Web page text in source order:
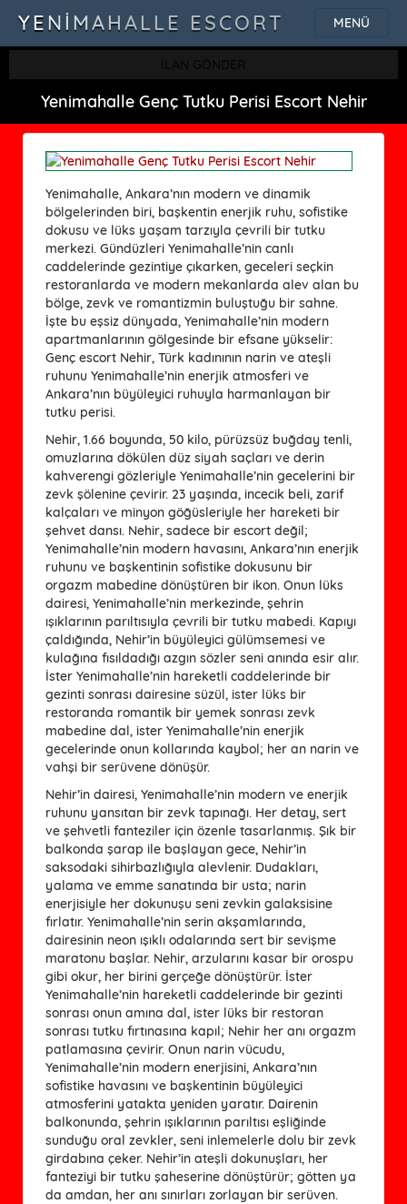
MENÜ
YENIMAHALLE ESCORT
Yenimahalle Genç Tutku Perisi Escort Nehir
Yenimahalle, Ankara’nın modern ve dinamik
bölgelerinden biri, başkentin enerjik ruhu, sofistike
dokusu ve lüks yaşam tarzıyla çevrili bir tutku
merkezi. Gündüzleri Yenimahalle’nin canlı
caddelerinde gezintiye çıkarken, geceleri seçkin
restoranlarda ve modern mekanlarda alev alan bu
bölge, zevk ve romantizmin buluştuğu bir sahne.
İşte bu eşsiz dünyada, Yenimahalle’nin modern
apartmanlarının gölgesinde bir efsane yükselir:
Genç escort Nehir, Türk kadınının narin ve ateşli
ruhunu Yenimahalle’nin enerjik atmosferi ve
Ankara’nın büyüleyici ruhuyla harmanlayan bir
tutku perisi.
Nehir, 1.66 boyunda, 50 kilo, pürüzsüz buğday tenli,
omuzlarına dökülen düz siyah saçları ve derin
kahverengi gözleriyle Yenimahalle’nin gecelerini bir
zevk şölenine çevirir. 23 yaşında, incecik beli, zarif
kalçaları ve minyon göğüsleriyle her hareketi bir
şehvet dansı. Nehir, sadece bir escort değil;
Yenimahalle’nin modern havasını, Ankara’nın enerjik
ruhunu ve başkentinin sofistike dokusunu bir
orgazm mabedine dönüştüren bir ikon. Onun lüks
dairesi, Yenimahalle’nin merkezinde, şehrin
ışıklarının parıltısıyla çevrili bir tutku mabedi. Kapıyı
çaldığında, Nehir’in büyüleyici gülümsemesi ve
kulağına fısıldadığı azgın sözler seni anında esir alır.
İster Yenimahalle’nin hareketli caddelerinde bir
gezinti sonrası dairesine süzül, ister lüks bir
restoranda romantik bir yemek sonrası zevk
mabedine dal, ister Yenimahalle’nin enerjik
gecelerinde onun kollarında kaybol; her an narin ve
vahşi bir serüvene dönüşür.
Nehir’in dairesi, Yenimahalle’nin modern ve enerjik
ruhunu yansıtan bir zevk tapınağı. Her detay, sert
ve şehvetli fanteziler için özenle tasarlanmış. Şık bir
balkonda şarap ile başlayan gece, Nehir’in
saksodaki sihirbazlığıyla alevlenir. Dudakları,
yalama ve emme sanatında bir usta; narin
enerjisiyle her dokunuşu seni zevkin galaksisine
fırlatır. Yenimahalle’nin serin akşamlarında,
dairesinin neon ışıklı odalarında sert bir sevişme
maratonu başlar. Nehir, arzularını kasar bir orospu
gibi okur, her birini gerçeğe dönüştürür. İster
Yenimahalle’nin hareketli caddelerinde bir gezinti
sonrası onun amına dal, ister lüks bir restoran
sonrası tutku fırtınasına kapıl; Nehir her anı orgazm
patlamasına çevirir. Onun narin vücudu,
Yenimahalle’nin modern enerjisini, Ankara’nın
sofistike havasını ve başkentinin büyüleyici
atmosferini yatakta yeniden yaratır. Dairenin
balkonunda, şehrin ışıklarının parıltısı eşliğinde
sunduğu oral zevkler, seni inlemelerle dolu bir zevk
girdabına çeker. Nehir’in ateşli dokunuşları, her
fanteziyi bir tutku şaheserine dönüştürür; götten ya
da amdan, her anı sınırları zorlayan bir serüven.